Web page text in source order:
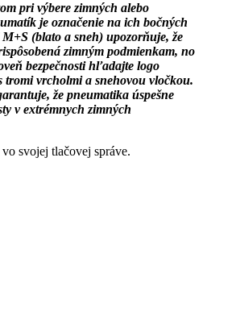
pri výbere zimných alebo
je označenie na ich bočných
(blato a sneh) upozorňuje, že
zimným podmienkam, no
bezpečnosti hľadajte logo
tromi vrcholmi a snehovou vločkou.
že pneumatika úspešne
v extrémnych zimných
svojej tlačovej správe.